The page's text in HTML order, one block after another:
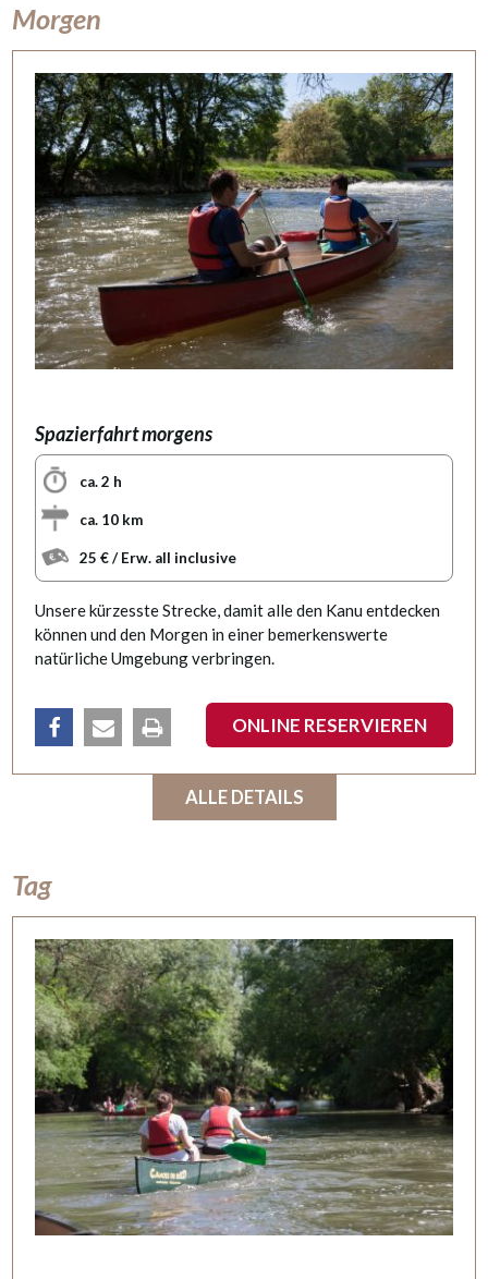
Morgen
Spazierfahrt morgens
ca. 2 h
ca. 10 km
25 € / Erw. all inclusive
Unsere kürzesste Strecke, damit alle den Kanu entdecken
können und den Morgen in einer bemerkenswerte
natürliche Umgebung verbringen.
ONLINE RESERVIEREN
ALLE DETAILS
Tag